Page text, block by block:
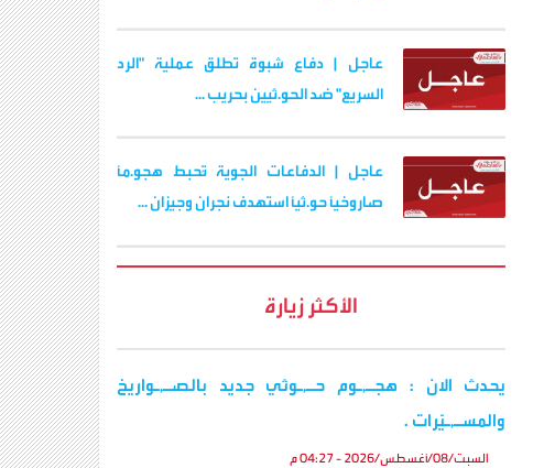
عاجل | دفاع شبوة تطلق عملية "الرد
السريع" ضد الحو.ثيين بحريب ...
عاجل | الدفاعات الجوية تُحبط هجو.مًا
صاروخيًا حو.ثيًا استهدف نجران وجيزان ...
الأكثر زيارة
يحدث الان : هجـ,ـوم حـ,ـوثي جديد بالصـ,ـواريخ
والمسـ,ـيّرات .
السبت/08/أغسطس/2026 - 04:27 م